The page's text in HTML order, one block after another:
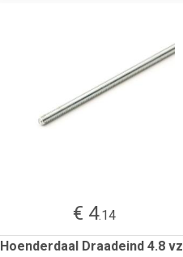
€ 4.14
Hoenderdaal Draadeind 4.8 vz